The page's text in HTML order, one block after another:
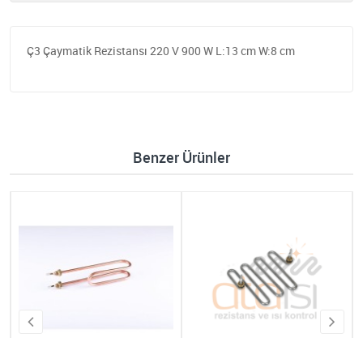
Ç3 Çaymatik Rezistansı 220 V 900 W L:13 cm W:8 cm
Benzer Ürünler